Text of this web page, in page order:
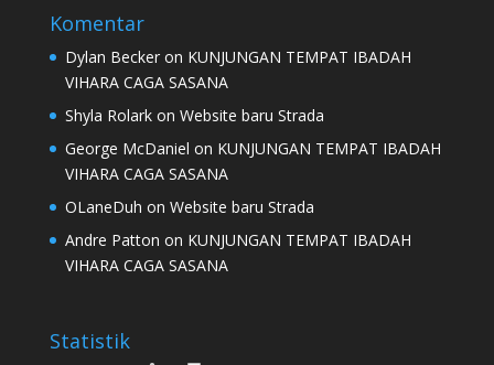
Komentar
Dylan Beckeron KUNJUNGAN TEMPAT IBADAH
VIHARA CAGA SASANA
Shyla Rolarkon Website baru Strada
George McDaniel on KUNJUNGAN TEMPAT IBADAH
VIHARA CAGA SASANA
OLaneDuh on Website baru Strada
Andre Patton on KUNJUNGAN TEMPAT IBADAH
VIHARA CAGA SASANA
Statistik